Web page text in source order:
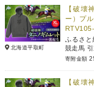
北海道平取町
【破壊
ー）プ
ふるさ
競走馬
寄附金額
【破壊